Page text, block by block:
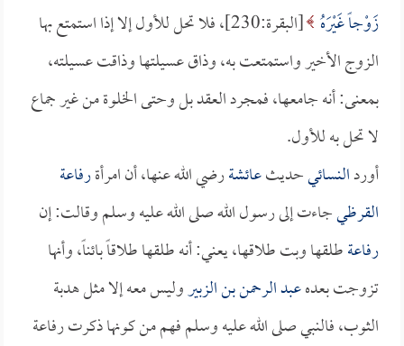
زَوْجاً غَيْرَهُ
[البقرة:230]، فلا تحل للأول إلا إذا استمتع بها
الزوج الأخير واستمتعت به، وذاق عسيلتها وذاقت عسيلته،
بمعنى: أنه جامعها، فمجرد العقد بل وحتى الخلوة من غير جماع
لا تحل به للأول.
أوردالنسائيحديثعائشةرضي الله عنها، أن امرأةرفاعة
القرظيجاءت إلى رسول الله صلى الله عليه وسلم وقالت: إن
رفاعةطلقها وبت طلاقها، يعني: أنه طلقها طلاقاً بائناً، وأنها
تزوجت بعدهعبد الرحمن بن الزبيروليس معه إلا مثل هدبة
الثوب، فالنبي صلى الله عليه وسلم فهم من كونها ذكرت رفاعة